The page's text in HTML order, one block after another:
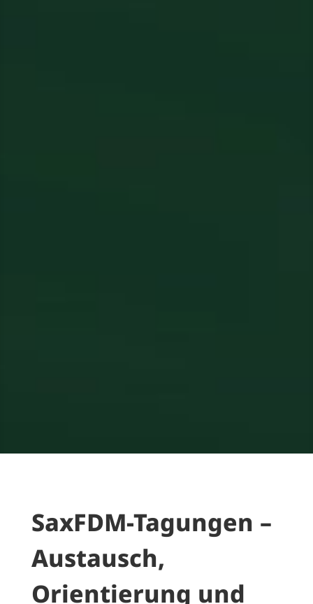
SaxFDM-Tagungen –
Austausch,
Orientierung und